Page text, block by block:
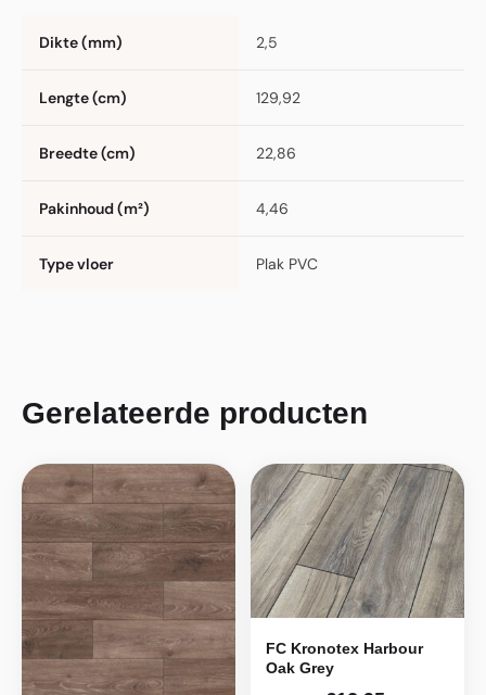
Dikte (mm) 2,5
Lengte (cm) 129,92
Breedte (cm) 22,86
Pakinhoud (m²) 4,46
Type vloer Plak PVC
Gerelateerde producten
FC Kronotex Harbour
Oak Grey